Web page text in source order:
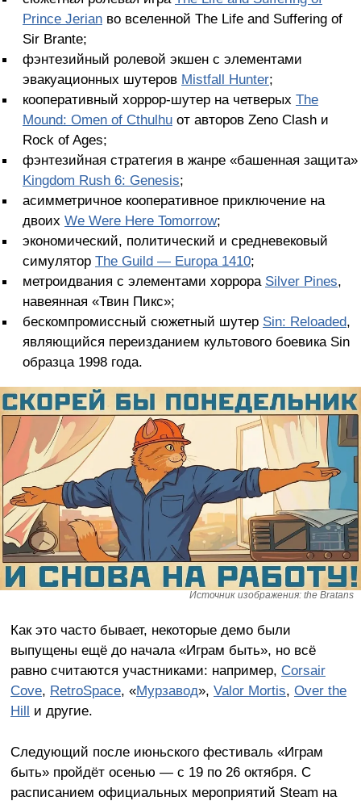
Prince Jerian во вселенной The Life and Suffering of
Sir Brante;
фэнтезийный ролевой экшен с элементами
эвакуационных шутеров Mistfall Hunter;
кооперативный хоррор-шутер на четверых The
Mound: Omen of Cthulhu от авторов Zeno Clash и
Rock of Ages;
фэнтезийная стратегия в жанре «башенная защита»
Kingdom Rush 6: Genesis;
асимметричное кооперативное приключение на
двоих We Were Here Tomorrow;
экономический, политический и средневековый
симулятор The Guild — Europa 1410;
метроидвания с элементами хоррора Silver Pines,
навеянная «Твин Пикс»;
бескомпромиссный сюжетный шутер Sin: Reloaded,
являющийся переизданием культового боевика Sin
образца 1998 года.
Источник изображения: the Bratans
Как это часто бывает, некоторые демо были
выпущены ещё до начала «Играм быть», но всё
равно считаются участниками: например, Corsair
Cove, RetroSpace, «Мурзавод», Valor Mortis, Over the
Hill и другие.
Следующий после июньского фестиваль «Играм
быть» пройдёт осенью — с 19 по 26 октября. С
расписанием официальных мероприятий Steam на